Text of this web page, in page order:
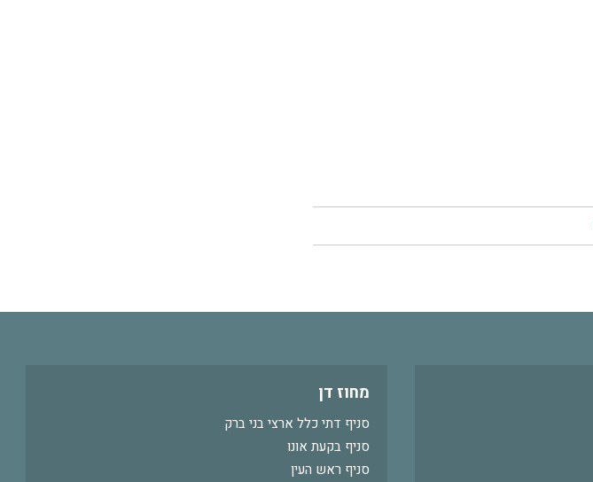
מחוז דן
סניף דתי כלל ארצי בני ברק
סניף בקעת אונו
סניף ראש העין